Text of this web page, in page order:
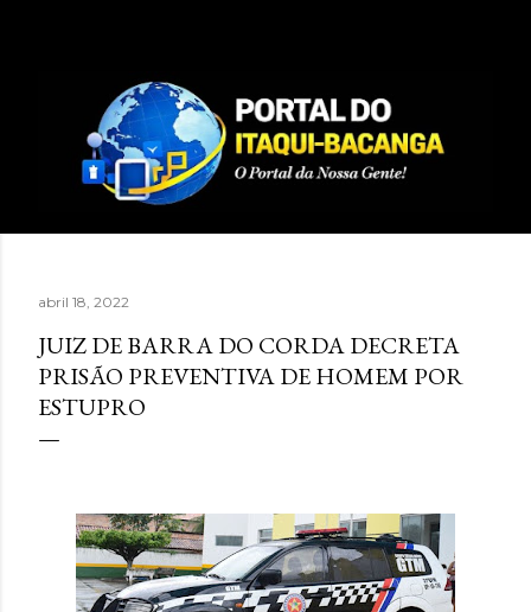
abril 18, 2022
JUIZ DE BARRA DO CORDA DECRETA
PRISÃO PREVENTIVA DE HOMEM POR
ESTUPRO